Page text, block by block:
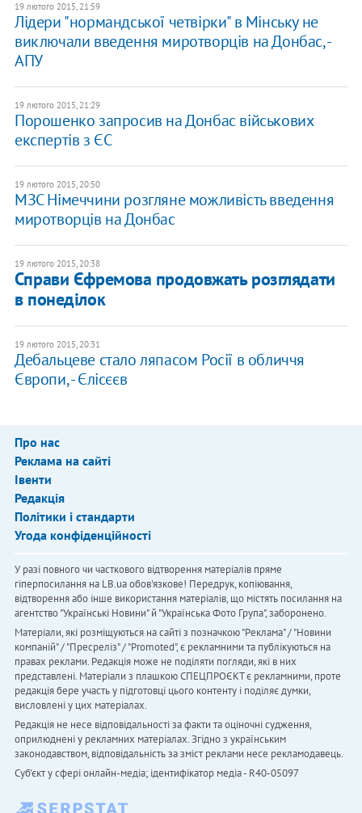
19 лютого 2015, 21:59
Лідери "нормандської четвірки" в Мінську не
виключали введення миротворців на Донбас, -
АПУ
19 лютого 2015, 21:29
Порошенко запросив на Донбас військових
експертів з ЄС
19 лютого 2015, 20:50
МЗС Німеччини розгляне можливість введення
миротворців на Донбас
19 лютого 2015, 20:38
Справи Єфремова продовжать розглядати
в понеділок
19 лютого 2015, 20:31
Дебальцеве стало ляпасом Росії в обличчя
Європи, - Єлісєєв
Про нас
Реклама на сайті
Івенти
Редакція
Політики і стандарти
Угода конфіденційності
У разі повного чи часткового відтворення матеріалів пряме
гіперпосилання на LB.ua обов'язкове! Передрук, копіювання,
відтворення або інше використання матеріалів, що містять посилання на
агентство "Українськi Новини" й "Українська Фото Група", заборонено.
Матеріали, які розміщуються на сайті з позначкою "Реклама" / "Новини
компаній" / "Пресреліз" / "Promoted", є рекламними та публікуються на
правах реклами. Редакція може не поділяти погляди, які в них
представлені. Матеріали з плашкою СПЕЦПРОЄКТ є рекламними, проте
редакція бере участь у підготовці цього контенту і поділяє думки,
висловлені у цих матеріалах.
Редакція не несе відповідальності за факти та оціночні судження,
оприлюднені у рекламних матеріалах. Згідно з українським
законодавством, відповідальність за зміст реклами несе рекламодавець.
Cуб'єкт у сфері онлайн-медіа; ідентифікатор медіа - R40-05097